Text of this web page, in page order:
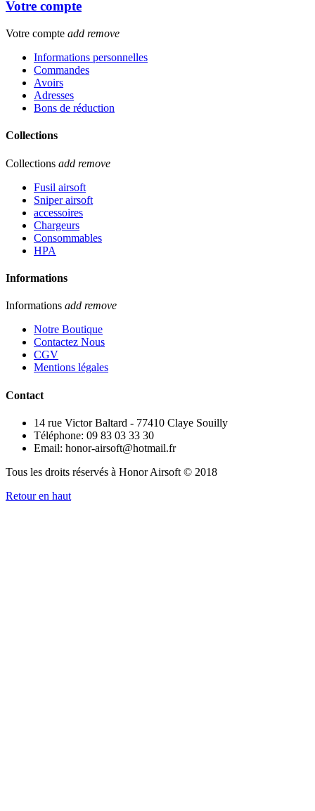
Votre compte
Votre compte add remove
Informations personnelles
Commandes
Avoirs
Adresses
Bons de réduction
Collections
Collections add remove
Fusil airsoft
Sniper airsoft
accessoires
Chargeurs
Consommables
HPA
Informations
Informations add remove
Notre Boutique
Contactez Nous
CGV
Mentions légales
Contact
14 rue Victor Baltard - 77410 Claye Souilly
Téléphone: 09 83 03 33 30
Email: honor-airsoft@hotmail.fr
Tous les droits réservés à Honor Airsoft © 2018
Retour en haut